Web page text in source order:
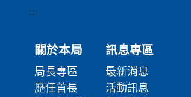
:::
關於本局
局長專區
歷任首長
訊息專區
最新消息
活動訊息